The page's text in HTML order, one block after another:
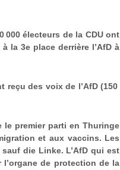
000 électeurs de la CDU ont
à la 3e place derrière l’AfD à
reçu des voix de l’AfD (150
le premier parti en Thuringe
et aux vaccins. Les
die Linke. L’AfD qui est
de protection de la